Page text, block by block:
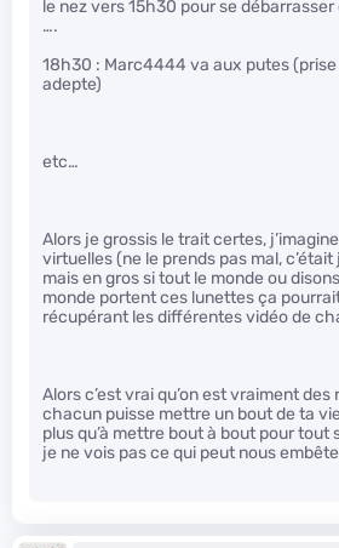
le nez vers 15h30 pour se débarrasser
….
18h30 : Marc4444 va aux putes
adepte)
etc…
Alors je grossis le trait certes,
virtuelles (ne le prends pas mal,
mais en gros si tout le monde ou
monde portent ces lunettes ça
récupérant les différentes vidéo de
Alors c’est vrai qu’on est vraiment des
chacun puisse mettre un bout de ta
plus qu’à mettre bout à bout pour
je ne vois pas ce qui peut nous